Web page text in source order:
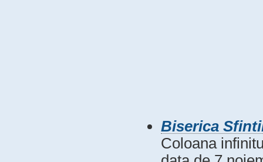
Biserica
Coloana